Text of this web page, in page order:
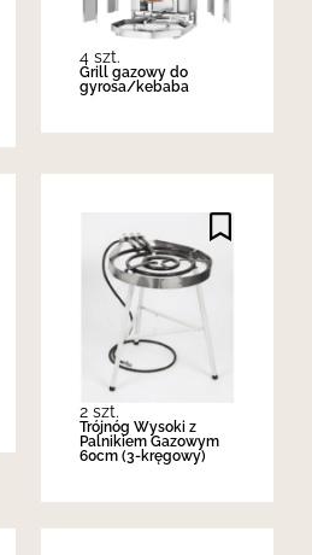
4 szt.
Grill gazowy do
gyrosa/kebaba
2 szt.
Trójnóg Wysoki z
Palnikiem Gazowym
60cm (3-kręgowy)